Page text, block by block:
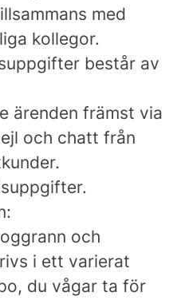
med
kollegor.
består av
ärenden främst via
och chatt från
och
i ett varierat
du vågar ta för